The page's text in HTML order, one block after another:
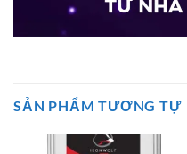
SẢN PHẨM TƯƠNG TỰ